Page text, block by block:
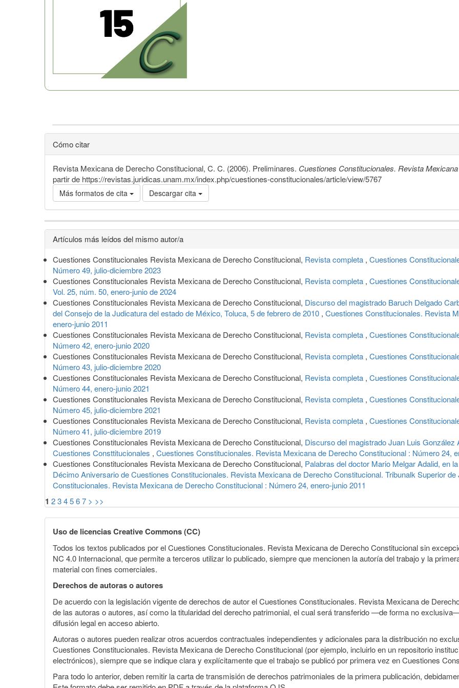
Cómo citar
Revista Mexicana de Derecho Constitucional, C. C. (2006). Preliminares. Cuestiones Constitucionales. Revista
partir de https://revistas.juridicas.unam.mx/index.php/cuestiones-constitucionales/article/view/5767
Más formatos de cita Descargar cita
Detalles
del
artículo
Artículos más leídos del mismo autor/a
Cuestiones Constitucionales Revista Mexicana de Derecho Constitucional, Revista completa , Cuestiones
Número 49, julio-diciembre 2023
Cuestiones Constitucionales Revista Mexicana de Derecho Constitucional, Revista completa , Cuestiones
Vol. 25, núm. 50, enero-junio de 2024
Cuestiones Constitucionales Revista Mexicana de Derecho Constitucional, Discurso del magistrado Baruch Delgado
del Consejo de la Judicatura del estado de México, Toluca, 5 de febrero de 2010 , Cuestiones Constitucionales. Revista
enero-junio 2011
Cuestiones Constitucionales Revista Mexicana de Derecho Constitucional, Revista completa , Cuestiones
Número 42, enero-junio 2020
Cuestiones Constitucionales Revista Mexicana de Derecho Constitucional, Revista completa , Cuestiones
Número 43, julio-diciembre 2020
Cuestiones Constitucionales Revista Mexicana de Derecho Constitucional, Revista completa , Cuestiones
Número 44, enero-junio 2021
Cuestiones Constitucionales Revista Mexicana de Derecho Constitucional, Revista completa , Cuestiones
Número 45, julio-diciembre 2021
Cuestiones Constitucionales Revista Mexicana de Derecho Constitucional, Revista completa , Cuestiones
Número 41, julio-diciembre 2019
Cuestiones Constitucionales Revista Mexicana de Derecho Constitucional, Discurso del magistrado Juan Luis
Cuestiones Consttitucionales , Cuestiones Constitucionales. Revista Mexicana de Derecho Constitucional : Número 24,
Cuestiones Constitucionales Revista Mexicana de Derecho Constitucional, Palabras del doctor Mario Melgar Adalid, en
Décimo Aniversario de Cuestiones Constitucionales. Revista Mexicana de Derecho Constitucional. Tribunalk Superior
Constitucionales. Revista Mexicana de Derecho Constitucional : Número 24, enero-junio 2011
1 234567 > >>
Uso de licencias Creative Commons (CC)
Todos los textos publicados por el Cuestiones Constitucionales. Revista Mexicana de Derecho Constitucional sin
NC 4.0 Internacional, que permite a terceros utilizar lo publicado, siempre que mencionen la autoría del trabajo y la
material con fines comerciales.
Derechos de autoras o autores
De acuerdo con la legislación vigente de derechos de autor el Cuestiones Constitucionales. Revista Mexicana de
de las autoras o autores, así como la titularidad del derecho patrimonial, el cual será transferido —de forma no
difusión legal en acceso abierto.
Autoras o autores pueden realizar otros acuerdos contractuales independientes y adicionales para la distribución no
Cuestiones Constitucionales. Revista Mexicana de Derecho Constitucional (por ejemplo, incluirlo en un repositorio
electrónicos), siempre que se indique clara y explícitamente que el trabajo se publicó por primera vez en Cuestiones
Para todo lo anterior, deben remitir la carta de transmisión de derechos patrimoniales de la primera publicación,